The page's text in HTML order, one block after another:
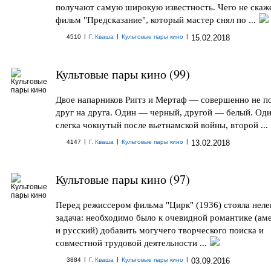
получают самую широкую известность. Чего не
фильм "Предсказание", который мастер снял по ...
4510 | Г. Кваша | Культовые пары кино | 15.02.2018
Культовые пары кино (99)
Двое напарников Риггз и Мертаф — совершенно не
друг на друга. Один — черный, другой — белый.
слегка чокнутый после вьетнамской войны, второй ...
4147 | Г. Кваша | Культовые пары кино | 13.02.2018
Культовые пары кино (97)
Перед режиссером фильма "Цирк" (1936) стояла
задача: необходимо было к очевидной романтике
и русский) добавить могучего творческого поиска и
совместной трудовой деятельности ...
3884 | Г. Кваша | Культовые пары кино | 03.09.2016